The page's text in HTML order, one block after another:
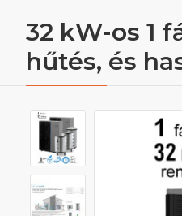
32 kW-os 1
hűtés, és